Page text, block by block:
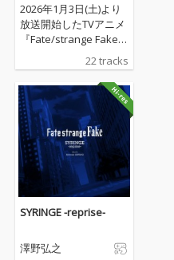
2026年1月3日(土)より
放送開始したTVアニメ
『Fate/strange Fake』
のOriginal Soundtrac
k。澤野弘之による珠
玉の劇伴22曲を収録。
22 tracks
SYRINGE -reprise-
澤野弘之